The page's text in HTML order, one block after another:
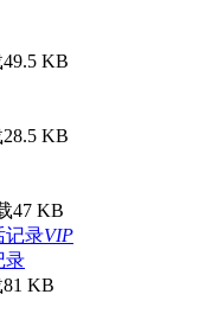
49.5 KB
28.5 KB
47 KB
VIP
录
81 KB